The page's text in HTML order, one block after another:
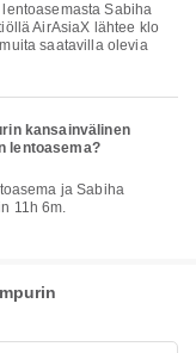
AirAsiaX lähtee klo
saatavilla olevia
kansainvälinen
lentoasema?
11h 6m.